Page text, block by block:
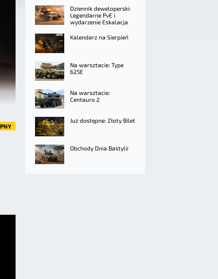
Dziennik deweloperski:
Legendarne PvE i
wydarzenie Eskalacja
Kalendarz na Sierpień
Na warsztacie: Type
625E
Na warsztacie:
Centauro 2
Już dostępne: Złoty Bilet
Obchody Dnia Bastylii